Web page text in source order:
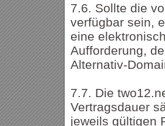
7.6. Sollte die
verfügbar sein,
eine
Aufforderung,
Alternativ-
7.7. Die
Vertragsdauer
jeweils gültigen